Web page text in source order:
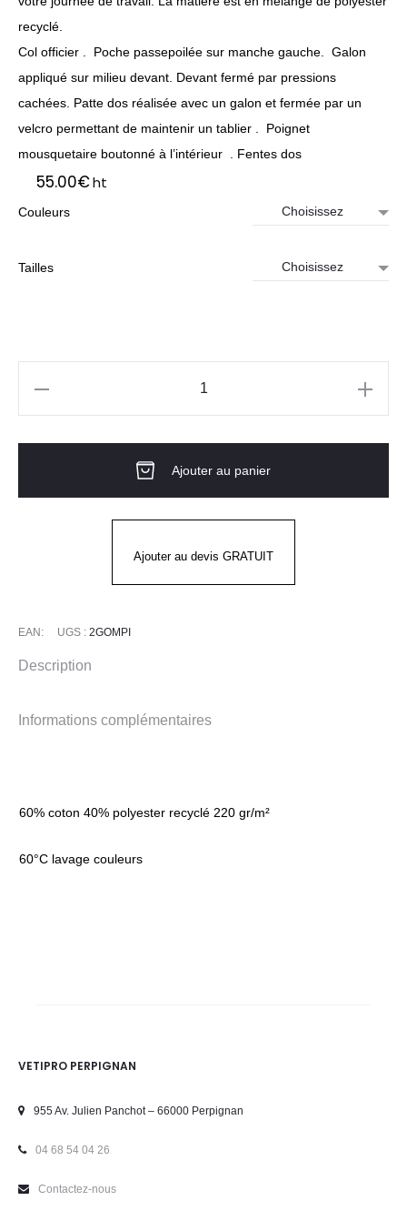
recyclé.
Col officier . Poche passepoilée sur manche gauche. Galon
appliqué sur milieu devant. Devant fermé par pressions
cachées. Patte dos réalisée avec un galon et fermée par un
velcro permettant de maintenir un tablier . Poignet
mousquetaire boutonné à l’intérieur . Fentes dos
55.00€ht
Couleurs
Tailles
PI
Ajouter au panier
Ajouter au devis GRATUIT
EAN: UGS : 2GOMPI
Description
Informations complémentaires
60% coton 40% polyester recyclé 220 gr/m²
60°C lavage couleurs
VETIPRO PERPIGNAN
955 Av. Julien Panchot – 66000 Perpignan
04 68 54 04 26
Contactez-nous